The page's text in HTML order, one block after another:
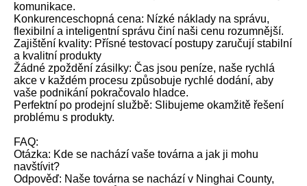
komunikace.
Konkurenceschopná cena: Nízké náklady na správu,
flexibilní a inteligentní správu činí naši cenu rozumnější.
Zajištění kvality: Přísné testovací postupy zaručují stabilní
a kvalitní produkty
Žádné zpoždění zásilky: Čas jsou peníze, naše rychlá
akce v každém procesu způsobuje rychlé dodání, aby
vaše podnikání pokračovalo hladce.
Perfektní po prodejní službě: Slibujeme okamžitě řešení
problému s produkty.
FAQ:
Otázka: Kde se nachází vaše továrna a jak ji mohu
navštívit?
Odpověď: Naše továrna se nachází v Ninghai County,